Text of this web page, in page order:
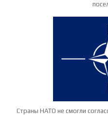
Страны НАТО не смогли